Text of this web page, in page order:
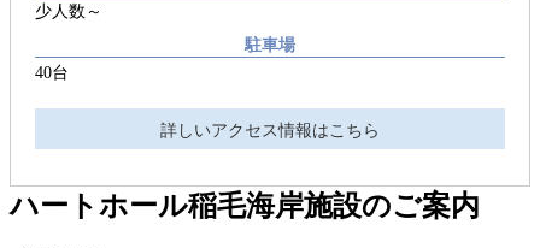
少人数～
駐車場
40台
詳しいアクセス情報はこちら
ハートホール稲毛海岸施設のご案内